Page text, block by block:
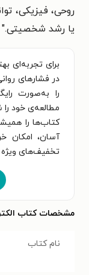
روحی، فیزیکی،
یا رشد شخصیتی."
برای تجربه‌ای
در فشارهای
را به‌صورت
مطالعه‌ی خود
کتاب‌ها را
آسان، امکان
تخفیف‌های
مشخصات کتاب
نام کتاب